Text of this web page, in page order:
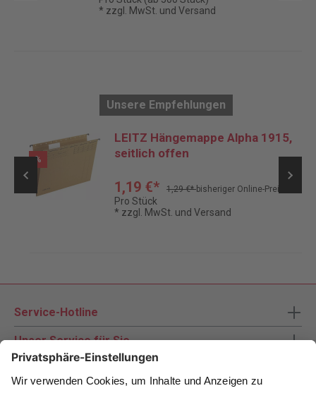
* zzgl. MwSt. und Versand
Unsere Empfehlungen
%
LEITZ Hängemappe Alpha 1915,
seitlich offen
1,19 €* 1,29 €*bisheriger Online-Preis
Pro Stück
* zzgl. MwSt. und Versand
Service-Hotline
Unser Service für Sie
Zahlungsarten